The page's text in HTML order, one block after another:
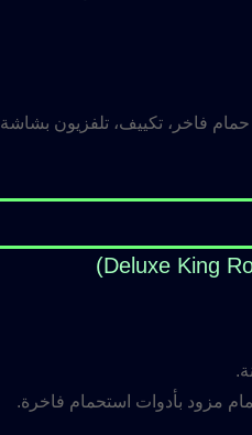
فاخر، تكييف، تلفزيون بشاشة
مزود بأدوات استحمام فاخرة.